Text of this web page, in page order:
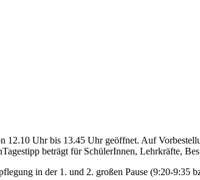
12.10 Uhr bis 13.45 Uhr geöffnet. Auf
beträgt für SchülerInnen, Lehrkräfte,
in der 1. und 2. großen Pause (9:20-9:35